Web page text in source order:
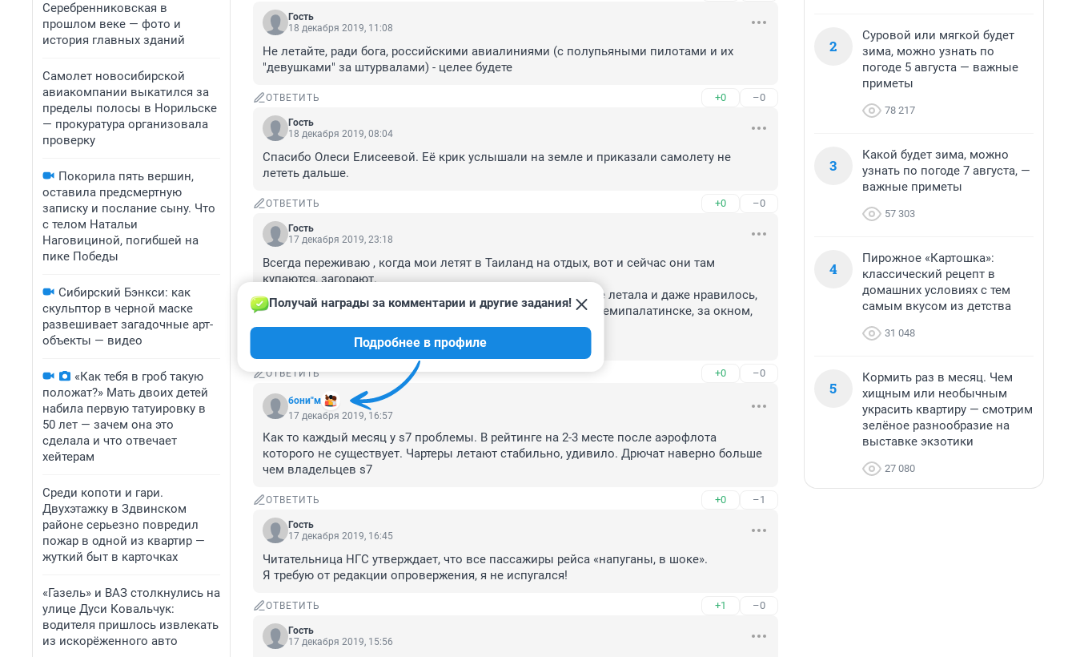
Серебренниковская в
прошлом веке — фото и
история главных зданий
Самолет новосибирской
авиакомпании выкатился за
пределы полосы в Норильске
— прокуратура организовала
проверку
Покорила пять вершин,
оставила предсмертную
записку и послание сыну. Что
с телом Натальи
Наговициной, погибшей на
пике Победы
Сибирский Бэнкси: как
скульптор в черной маске
развешивает загадочные арт-
объекты — видео
«Как тебя в гроб такую
положат?» Мать двоих детей
набила первую татуировку в
50 лет — зачем она это
сделала и что отвечает
хейтерам
Среди копоти и гари.
Двухэтажку в Здвинском
районе серьезно повредил
пожар в одной из квартир —
жуткий быт в карточках
«Газель» и ВАЗ столкнулись на
улице Дуси Ковальчук:
водителя пришлось извлекать
из искорёженного авто
Гость
18 декабря 2019, 11:08
Не летайте, ради бога, российскими авиалиниями (с полупьяными пилотами и их
"девушками" за штурвалами) - целее будете
ОТВЕТИТЬ +0 –0
Гость
18 декабря 2019, 08:04
Спасибо Олеси Елисеевой. Её крик услышали на земле и приказали самолету не
лететь дальше.
ОТВЕТИТЬ +0 –0
Гость
17 декабря 2019, 23:18
Всегда переживаю , когда мои летят в Таиланд на отдых, вот и сейчас они там
купаются, загорают.
Я же не выездная туда, боюсь полетов с 90-х годов, раньше летала и даже нравилось,
помню перелет до Ташкента с 2 посадками в Алма Ате, и Семипалатинске, за окном,
горы, синее небо, солнце.
А потом как отрезало.
ОТВЕТИТЬ +0 –0
бони"м
Получай награды за комментарии и другие задания!
Подробнее в профиле
17 декабря 2019, 16:57
Как то каждый месяц у s7 проблемы. В рейтинге на 2-3 месте после аэрофлота
которого не существует. Чартеры летают стабильно, удивило. Дрючат наверно больше
чем владельцев s7
ОТВЕТИТЬ +0 –1
Гость
17 декабря 2019, 16:45
Читательница НГС утверждает, что все пассажиры рейса «напуганы, в шоке».
Я требую от редакции опровержения, я не испугался!
ОТВЕТИТЬ +1 –0
Гость
17 декабря 2019, 15:56
2
Суровой или мягкой будет
зима, можно узнать по
погоде 5 августа — важные
приметы
78 217
3
Какой будет зима, можно
узнать по погоде 7 августа, —
важные приметы
57 303
4
Пирожное «Картошка»:
классический рецепт в
домашних условиях с тем
самым вкусом из детства
31 048
5
Кормить раз в месяц. Чем
хищным или необычным
украсить квартиру — смотрим
зелёное разнообразие на
выставке экзотики
27 080